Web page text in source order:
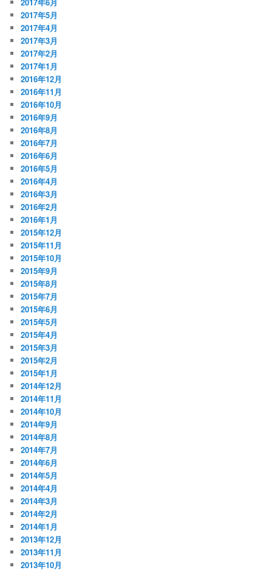
2017年5月
2017年4月
2017年3月
2017年2月
2017年1月
2016年12月
2016年11月
2016年10月
2016年9月
2016年8月
2016年7月
2016年6月
2016年5月
2016年4月
2016年3月
2016年2月
2016年1月
2015年12月
2015年11月
2015年10月
2015年9月
2015年8月
2015年7月
2015年6月
2015年5月
2015年4月
2015年3月
2015年2月
2015年1月
2014年12月
2014年11月
2014年10月
2014年9月
2014年8月
2014年7月
2014年6月
2014年5月
2014年4月
2014年3月
2014年2月
2014年1月
2013年12月
2013年11月
2013年10月